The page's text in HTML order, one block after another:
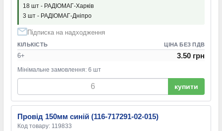
18 шт - РАДІОМАГ-Харків
3 шт - РАДІОМАГ-Дніпро
Підписка на надходження
КІЛЬКІСТЬ ЦІНА БЕЗ ПДВ
6+ 3.50 грн
Мінімальне замовлення: 6 шт
купити
Провід 150мм синій (116-717291-02-015)
Код товару: 119833